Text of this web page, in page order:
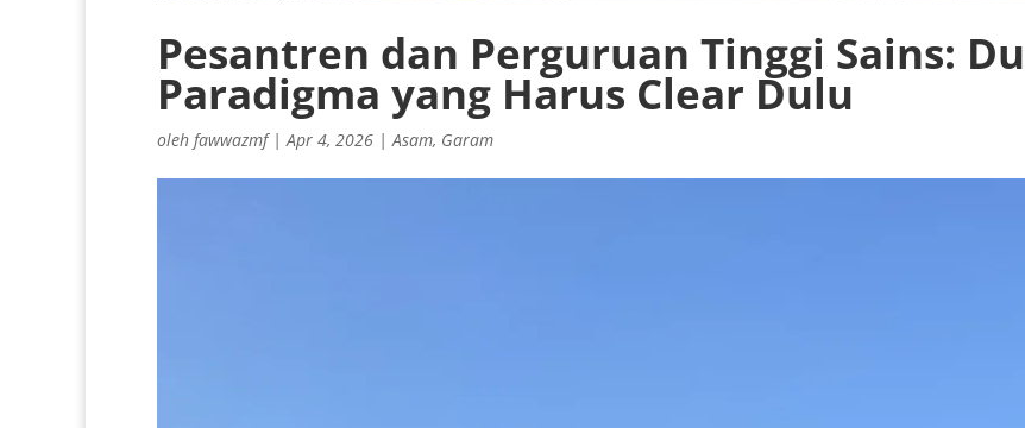
Pesantren dan Perguruan Tinggi Sains:
Paradigma yang Harus Clear Dulu
oleh fawwazmf|Apr 4, 2026 |Asam, Garam